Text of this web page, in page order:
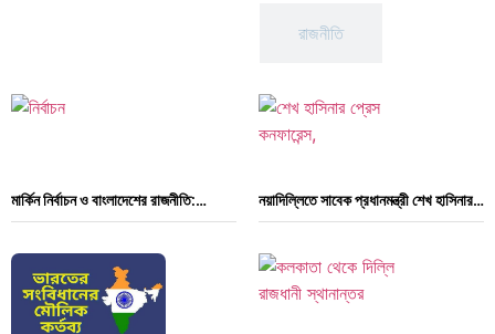
রাজনীতি
মার্কিন নির্বাচন ও বাংলাদেশের রাজনীতি:… নয়াদিল্লিতে সাবেক প্রধানমন্ত্রী শেখ হাসিনার…